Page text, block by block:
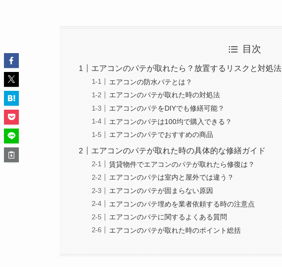
目次
エアコンのパテが取れたら？放置するリスクと対処法
エアコンの防水パテとは？
エアコンのパテが取れた時の対処法
エアコンのパテをDIYでも修繕可能？
エアコンのパテは100均で購入できる？
エアコンのパテでおすすめの商品
エアコンのパテが取れた時の具体的な修繕ガイド
賃貸物件でエアコンのパテが取れたら修復は？
エアコンのパテは室内と屋外では違う？
エアコンのパテが固まらない原因
エアコンのパテ埋めを業者依頼する時の注意点
エアコンのパテに関するよくある質問
エアコンのパテが取れた時のポイント総括